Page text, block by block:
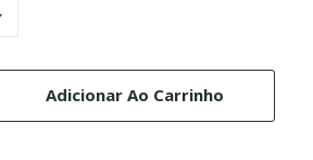
Adicionar Ao Carrinho